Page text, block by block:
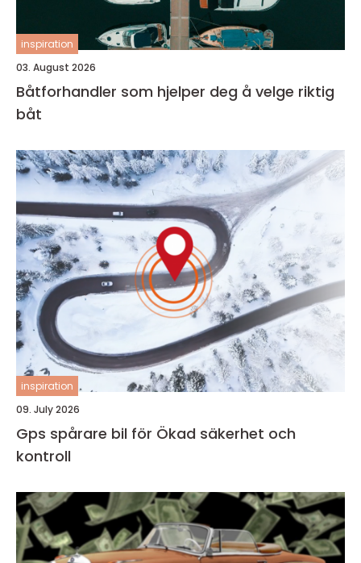
inspiration
03. August 2026
Båtforhandler som hjelper deg å velge riktig
båt
inspiration
09. July 2026
Gps spårare bil för Ökad säkerhet och
kontroll